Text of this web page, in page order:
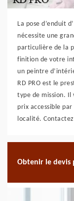
La pose d’enduit
nécessite une
particulière de la
finition de votre
un peintre
RD PRO est le
type de mission.
prix accessible
localité.
Obtenir le devis